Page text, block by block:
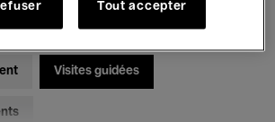
Kids’ Palace
Visites guidées
Tout accepter